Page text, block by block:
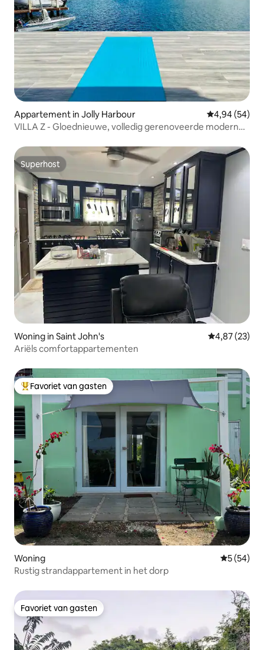
Appartement in Jolly Harbour Gemiddelde
4,94 (54)
VILLA Z - Gloednieuwe, volledig gerenoveerde moderne
Superhost
Superhost
Woning in Saint John's Gemiddelde
4,87 (23)
Ariëls comfortappartementen
Topfavoriet van gasten
Favoriet van gasten
Woning
5 (54)
Rustig strandappartement in het dorp
Favoriet van gasten
Favoriet van gasten